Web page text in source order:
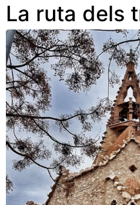
La ruta dels